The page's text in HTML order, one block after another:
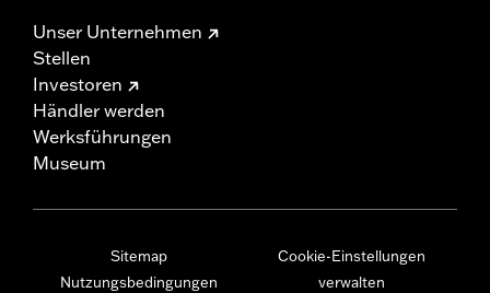
Unser Unternehmen
Stellen
Investoren
Händler werden
Werksführungen
Museum
Sitemap
Nutzungsbedingungen
Cookie-Einstellungen
verwalten